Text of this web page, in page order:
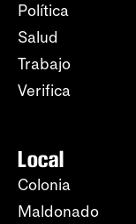
Política
Salud
Trabajo
Verifica
Local
Colonia
Maldonado